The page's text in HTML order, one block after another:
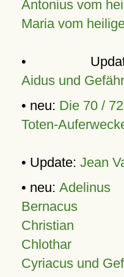
Antonius vom
Maria vom
•
Aidus und
• neu: Die 70 /
Toten-
• Update: Jean
• neu: Adelinus
Bernacus
Christian
Chlothar
Cyriacus und